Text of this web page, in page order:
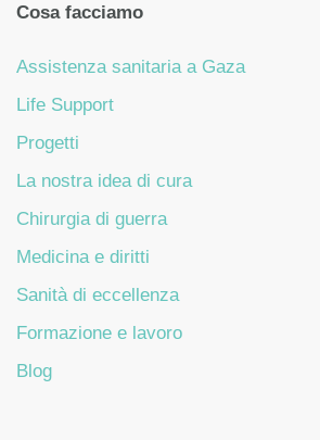
Cosa facciamo
Assistenza sanitaria a Gaza
Life Support
Progetti
La nostra idea di cura
Chirurgia di guerra
Medicina e diritti
Sanità di eccellenza
Formazione e lavoro
Blog